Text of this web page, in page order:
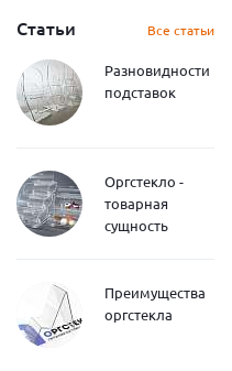
Статьи Все статьи
Разновидности
подставок
Оргстекло -
товарная
сущность
Преимущества
оргстекла